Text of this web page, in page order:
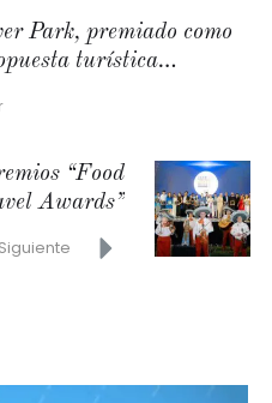
Park, premiado como
turística
“Food
Awards”
Siguiente